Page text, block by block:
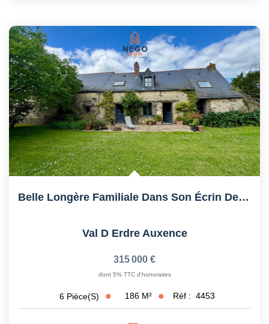
Belle Longère Familiale Dans Son Écrin De Verdure
Val D Erdre Auxence
315 000 €
dont 5% TTC d'honoraires
6 Pièce(s) 186 M² Réf : 4453